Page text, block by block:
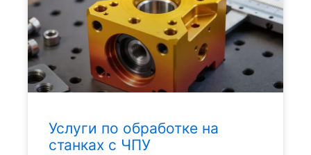
Услуги по обработке на
станках с ЧПУ